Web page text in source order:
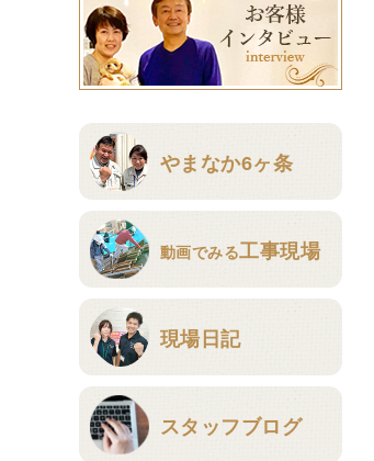
やまなか6ヶ条
動画でみる工事現場
現場日記
スタッフブログ